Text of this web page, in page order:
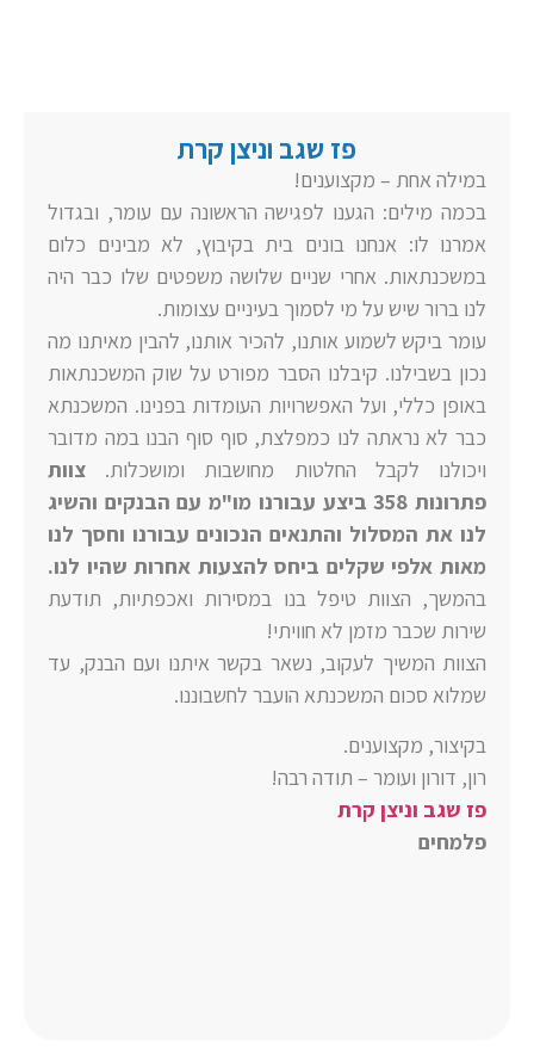
פז שגב וניצן קרת
במילה אחת – מקצוענים!
בכמה מילים: הגענו לפגישה הראשונה עם עומר, ובגדול
אמרנו לו: אנחנו בונים בית בקיבוץ, לא מבינים כלום
במשכנתאות. אחרי שניים שלושה משפטים שלו כבר היה
לנו ברור שיש על מי לסמוך בעיניים עצומות.
עומר ביקש לשמוע אותנו, להכיר אותנו, להבין מאיתנו מה
נכון בשבילנו. קיבלנו הסבר מפורט על שוק המשכנתאות
באופן כללי, ועל האפשרויות העומדות בפנינו. המשכנתא
כבר לא נראתה לנו כמפלצת, סוף סוף הבנו במה מדובר
ויכולנו לקבל החלטות מחושבות ומושכלות. צוות
פתרונות 358 ביצע עבורנו מו"מ עם הבנקים
והשיג
לנו את המסלול והתנאים הנכונים עבורנו וחסך לנו
מאות אלפי שקלים ביחס להצעות אחרות שהיו לנו.
בהמשך, הצוות טיפל בנו במסירות ואכפתיות, תודעת
שירות שכבר מזמן לא חוויתי!
הצוות המשיך לעקוב, נשאר בקשר איתנו ועם הבנק, עד
שמלוא סכום המשכנתא הועבר לחשבוננו.
בקיצור, מקצוענים.
רון, דורון ועומר – תודה רבה!
פז שגב וניצן קרת
פלמחים